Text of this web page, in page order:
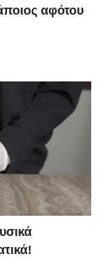
αφότου